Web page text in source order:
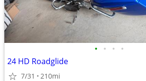
• • • •
24 HD Roadglide
7/31 210mi